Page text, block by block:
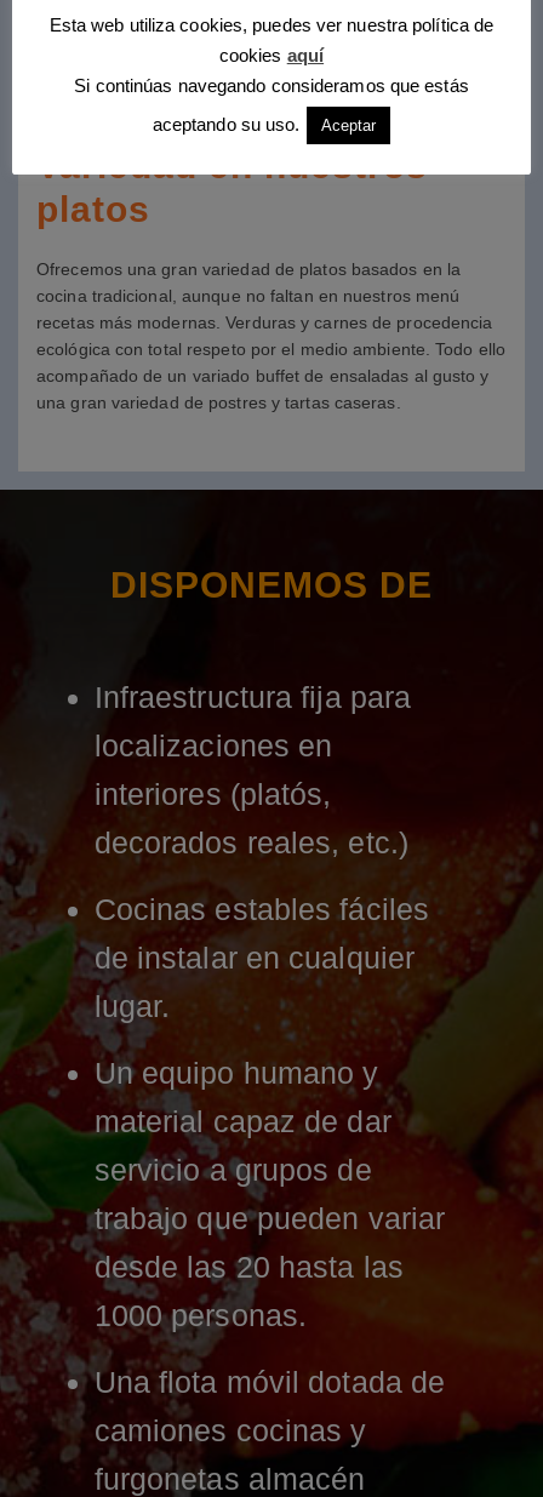
Variedad en nuestros
platos
Ofrecemos una gran variedad de platos basados en la
cocina tradicional, aunque no faltan en nuestros menú
recetas más modernas. Verduras y carnes de procedencia
ecológica con total respeto por el medio ambiente. Todo ello
acompañado de un variado buffet de ensaladas al gusto y
una gran variedad de postres y tartas caseras.
DISPONEMOS DE
Infraestructura fija para
localizaciones en
interiores (platós,
decorados reales, etc.)
Cocinas estables fáciles
de instalar en cualquier
lugar.
Un equipo humano y
material capaz de dar
servicio a grupos de
trabajo que pueden variar
desde las 20 hasta las
1000 personas.
Una flota móvil dotada de
camiones cocinas y
furgonetas almacén
Esta web utiliza cookies, puedes ver nuestra política de
cookies aquí
Si continúas navegando consideramos que estás
aceptando su uso.
Aceptar